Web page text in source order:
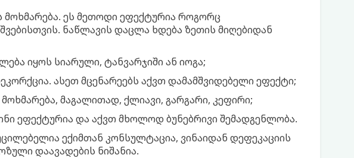
მოხმარება. ეს მეთოდი ეფექტურია როგორც
ნაწლავის დაცლა ხდება ზეთის მიღებიდან
იყოს სიარული, ტანვარჯიში ან იოგა;
ასეთ მცენარეებს აქვთ დამამშვიდებელი ეფექტი;
მაგალითად, ქლიავი, გარგარი, კეფირი;
ეფექტურია და აქვთ მხოლოდ ბუნებრივი შემადგენლობა.
ექიმთან კონსულტაცია, ვინაიდან დეფეკაციის
დაავადების ნიშანია.